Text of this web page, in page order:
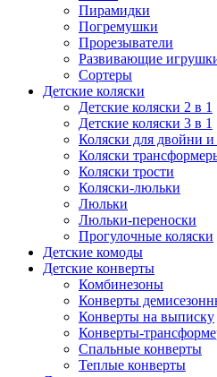
Пирамидки
Погремушки
Прорезыватели
Развивающие
Сортеры
Детские коляски
Детские коляски 2 в 1
Детские коляски 3 в 1
Коляски для двойни
Коляски
Коляски трости
Коляски-люльки
Люльки
Люльки-переноски
Прогулочные коляски
Детские комоды
Детские конверты
Комбинезоны
Конверты
Конверты на выписку
Конверты-
Спальные конверты
Теплые конверты